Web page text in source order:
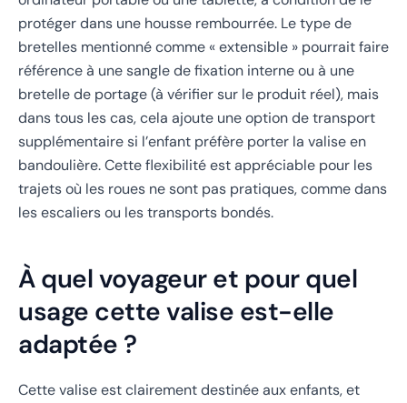
protéger dans une housse rembourrée. Le type de
bretelles mentionné comme « extensible » pourrait faire
référence à une sangle de fixation interne ou à une
bretelle de portage (à vérifier sur le produit réel), mais
dans tous les cas, cela ajoute une option de transport
supplémentaire si l’enfant préfère porter la valise en
bandoulière. Cette flexibilité est appréciable pour les
trajets où les roues ne sont pas pratiques, comme dans
les escaliers ou les transports bondés.
À quel voyageur et pour quel
usage cette valise est-elle
adaptée ?
Cette valise est clairement destinée aux enfants, et